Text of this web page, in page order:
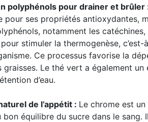
polyphénols pour drainer et brûler
pour ses propriétés antioxydantes,
notamment les
stimuler la thermogenèse,
Ce processus favorise la
graisses. Le thé vert a également
d’eau.
de l’appétit : Le chrome est
équilibre du sucre dans le sang.